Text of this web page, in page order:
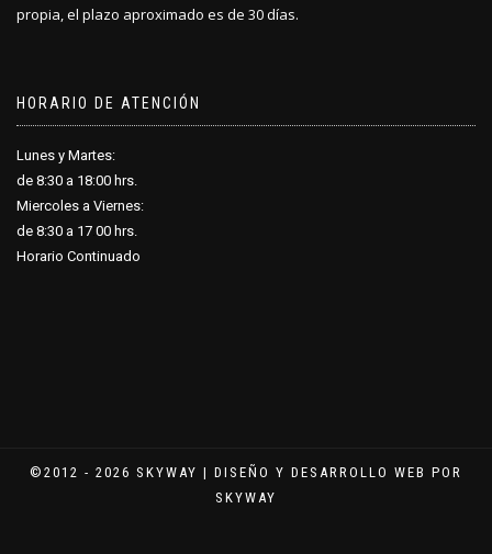
propia, el plazo aproximado es de 30 días.
HORARIO DE ATENCIÓN
Lunes y Martes:
de 8:30 a 18:00 hrs.
Miercoles a Viernes:
de 8:30 a 17 00 hrs.
Horario Continuado
©2012 - 2026 SKYWAY | DISEÑO Y DESARROLLO WEB POR
SKYWAY